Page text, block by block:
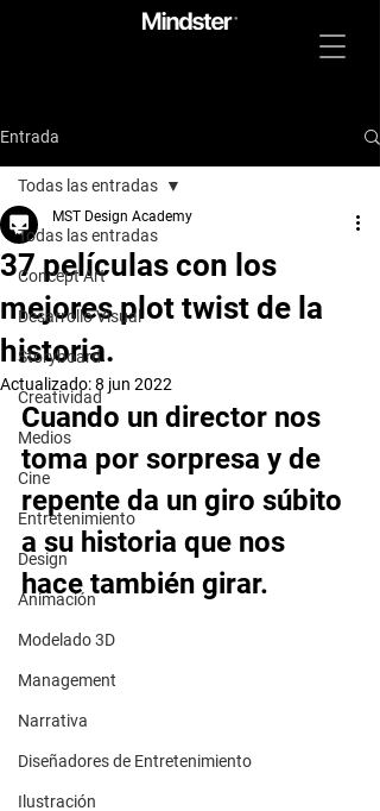
Entrada
Todas las entradas
Concept Art
Desarrollo Visual
Storyboard
Creatividad
Medios
Cine
Entretenimiento
Design
Animación
Modelado 3D
Management
Narrativa
Diseñadores de Entretenimiento
Ilustración
Todas las entradas
37 películas con los
mejores plot twist de la
historia.
MST Design Academy
Actualizado:8 jun 2022
Cuando un director nos
toma por sorpresa y de
repente da un giro súbito
a su historia que nos
hace también girar.